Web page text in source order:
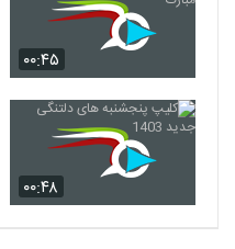
۰۰:۴۵
۰۰:۴۸